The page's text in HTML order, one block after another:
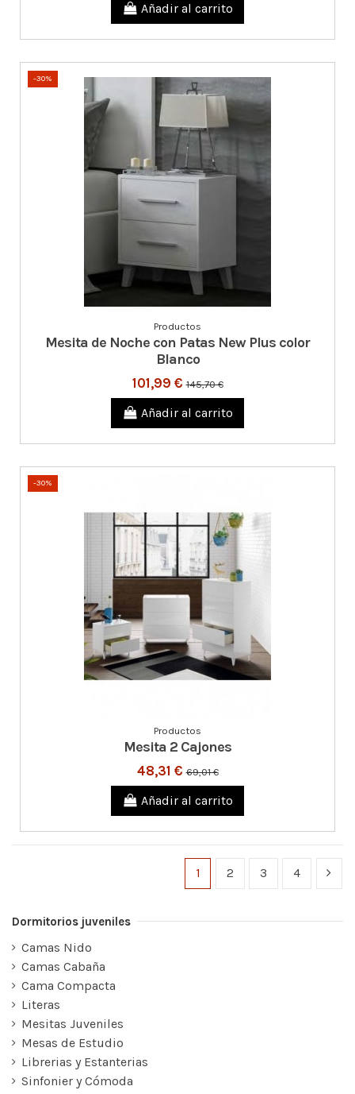
Añadir al carrito
-30%
Productos
Mesita de Noche con Patas New Plus color
Blanco
101,99 €145,70 €
Añadir al carrito
-30%
Productos
Mesita 2 Cajones
48,31 €69,01 €
Añadir al carrito
1 2 3 4
Dormitorios juveniles
Camas Nido
Camas Cabaña
Cama Compacta
Literas
Mesitas Juveniles
Mesas de Estudio
Librerias y Estanterias
Sinfonier y Cómoda